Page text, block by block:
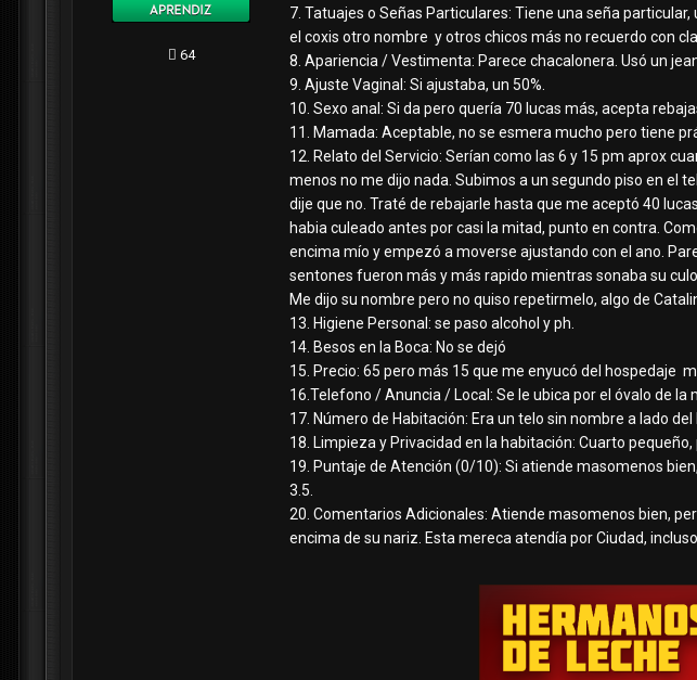
64
7. Tatuajes o Señas Particulares: Tiene una seña
el coxis otro nombre y otros chicos más no recuerdo con
8. Apariencia / Vestimenta: Parece chacalonera. Usó un
9. Ajuste Vaginal: Si ajustaba, un 50%.
10. Sexo anal: Si da pero quería 70 lucas más, acepta
11. Mamada: Aceptable, no se esmera mucho pero tiene
12. Relato del Servicio: Serían como las 6 y 15 pm aprox
menos no me dijo nada. Subimos a un segundo piso en el
dije que no. Traté de rebajarle hasta que me aceptó 40
habia culeado antes por casi la mitad, punto en contra.
encima mío y empezó a moverse ajustando con el ano.
sentones fueron más y más rapido mientras sonaba su
Me dijo su nombre pero no quiso repetirmelo, algo de
13. Higiene Personal: se paso alcohol y ph.
14. Besos en la Boca: No se dejó
15. Precio: 65 pero más 15 que me enyucó del hospedaje
16.Telefono / Anuncia / Local: Se le ubica por el óvalo de la
17. Número de Habitación: Era un telo sin nombre a lado del
18. Limpieza y Privacidad en la habitación: Cuarto
19. Puntaje de Atención (0/10): Si atiende masomenos
3.5.
20. Comentarios Adicionales: Atiende masomenos bien,
encima de su nariz. Esta mereca atendía por Ciudad,